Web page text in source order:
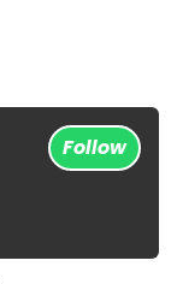
Follow